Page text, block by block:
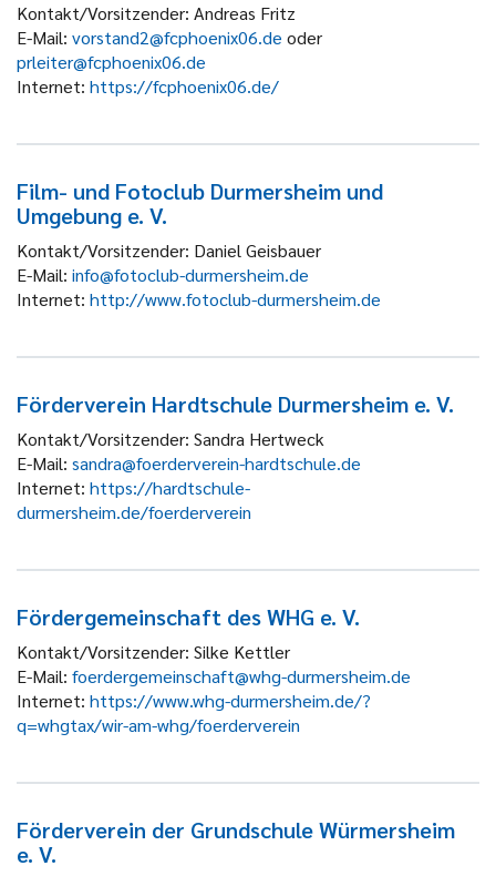
Kontakt/Vorsitzender: Andreas Fritz
E-Mail: vorstand2@fcphoenix06.de oder
prleiter@fcphoenix06.de
Internet: https://fcphoenix06.de/
Film- und Fotoclub Durmersheim und
Umgebung e. V.
Kontakt/Vorsitzender: Daniel Geisbauer
E-Mail: info@fotoclub-durmersheim.de
Internet: http://www.fotoclub-durmersheim.de
Förderverein Hardtschule Durmersheim e. V.
Kontakt/Vorsitzender: Sandra Hertweck
E-Mail: sandra@foerderverein-hardtschule.de
Internet: https://hardtschule-
durmersheim.de/foerderverein
Fördergemeinschaft des WHG e. V.
Kontakt/Vorsitzender: Silke Kettler
E-Mail: foerdergemeinschaft@whg-durmersheim.de
Internet: https://www.whg-durmersheim.de/?
q=whgtax/wir-am-whg/foerderverein
Förderverein der Grundschule Würmersheim
e. V.